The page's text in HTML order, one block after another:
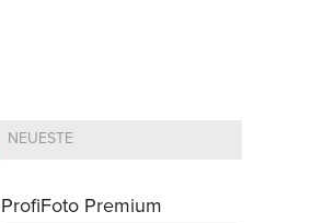
NEUESTE
ProfiFoto Premium